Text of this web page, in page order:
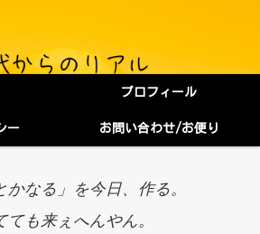
プロフィール
ー お問い合わせ/お便り
かなる」を今日、作る。
ても来ぇへんやん。